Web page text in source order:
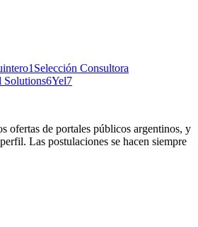
1Selección Consultora
Solutions6Yel7
ofertas de portales públicos argentinos, y
Las postulaciones se hacen siempre